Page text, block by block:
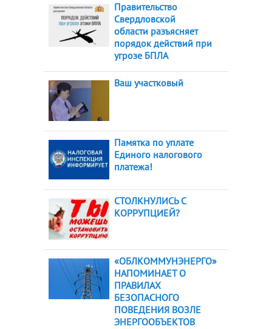
Правительство
Свердловской
области разъясняет
порядок действий при
угрозе БПЛА
Ваш участковый
Памятка по уплате
Единого налогового
платежа!
СТОЛКНУЛИСЬ С
КОРРУПЦИЕЙ?
«ОБЛКОММУНЭНЕРГО»
НАПОМИНАЕТ О
ПРАВИЛАХ
БЕЗОПАСНОГО
ПОВЕДЕНИЯ ВОЗЛЕ
ЭНЕРГООБЪЕКТОВ